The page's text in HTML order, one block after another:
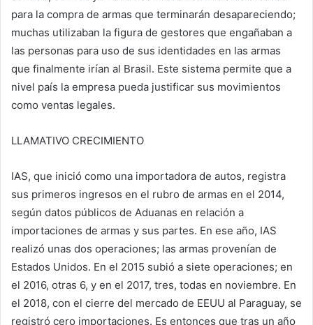
para la compra de armas que terminarán desapareciendo;
muchas utilizaban la figura de gestores que engañaban a
las personas para uso de sus identidades en las armas
que finalmente irían al Brasil. Este sistema permite que a
nivel país la empresa pueda justificar sus movimientos
como ventas legales.
LLAMATIVO CRECIMIENTO
IAS, que inició como una importadora de autos, registra
sus primeros ingresos en el rubro de armas en el 2014,
según datos públicos de Aduanas en relación a
importaciones de armas y sus partes. En ese año, IAS
realizó unas dos operaciones; las armas provenían de
Estados Unidos. En el 2015 subió a siete operaciones; en
el 2016, otras 6, y en el 2017, tres, todas en noviembre. En
el 2018, con el cierre del mercado de EEUU al Paraguay, se
registró cero importaciones. Es entonces que tras un año